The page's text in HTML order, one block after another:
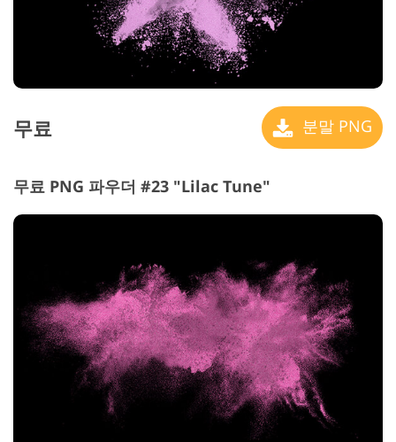
무료 분말 PNG
무료 PNG 파우더 #23 "Lilac Tune"